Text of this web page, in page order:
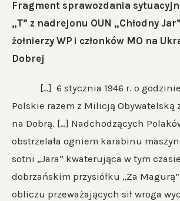
Fragment sprawozdania
„T” z nadrejonu OUN „Chłodny
żołnierzy WP i członków MO na
Dobrej
[…] 6 stycznia 1946 r. o
Polskie razem z Milicją Obywatelską
na Dobrą. […] Nadchodzących
obstrzelała ogniem karabinu
sotni „Jara” kwaterująca w tym
dobrzańskim przysiółku „Za
obliczu przeważających sił wroga